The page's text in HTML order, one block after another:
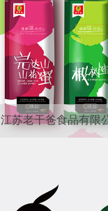
江苏老干爸食品有限